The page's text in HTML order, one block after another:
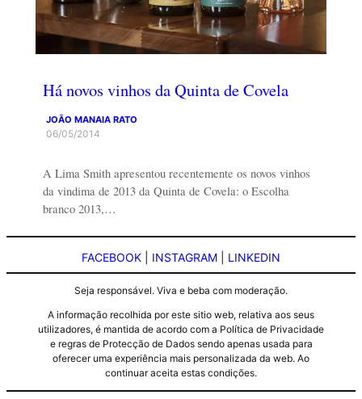
Há novos vinhos da Quinta de Covela
JOÃO MANAIA RATO
06/05/2014
A Lima Smith apresentou recentemente os novos vinhos
da vindima de 2013 da Quinta de Covela: o Escolha
branco 2013,…
FACEBOOK INSTAGRAM LINKEDIN
Seja responsável. Viva e beba com moderação.
A informação recolhida por este sitio web, relativa aos seus
utilizadores, é mantida de acordo com a Política de Privacidade
e regras de Protecção de Dados sendo apenas usada para
oferecer uma experiência mais personalizada da web. Ao
continuar aceita estas condições.